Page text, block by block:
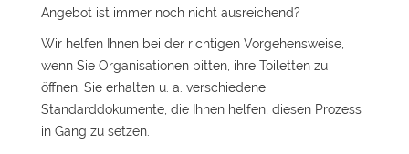
Angebot ist immer noch nicht ausreichend?
Wir helfen Ihnen bei der richtigen Vorgehensweise,
wenn Sie Organisationen bitten, ihre Toiletten zu
öffnen. Sie erhalten u. a. verschiedene
Standarddokumente, die Ihnen helfen, diesen Prozess
in Gang zu setzen.